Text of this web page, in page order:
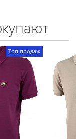
Топ продаж